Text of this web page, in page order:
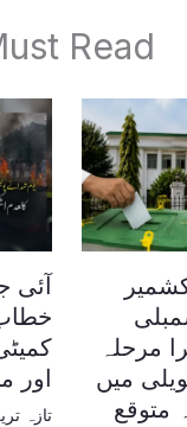
Read
مرحلہ
میں
متوقع
آئی
اور
تازہ